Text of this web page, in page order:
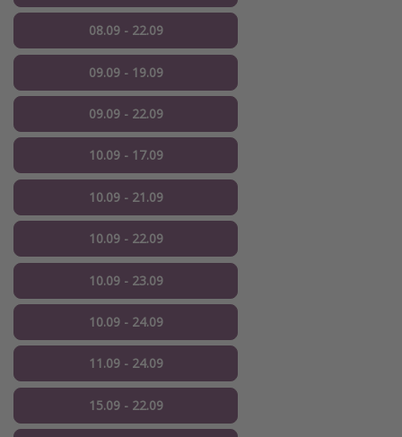
08.09 - 22.09
09.09 - 19.09
09.09 - 22.09
10.09 - 17.09
10.09 - 21.09
10.09 - 22.09
10.09 - 23.09
10.09 - 24.09
11.09 - 24.09
15.09 - 22.09